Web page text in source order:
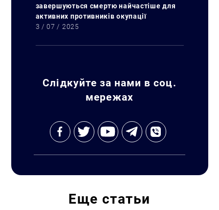
завершуються смертю найчастіше для
активних противників окупації
3 / 07 / 2025
Слідкуйте за нами в соц.
мережах
Еще статьи